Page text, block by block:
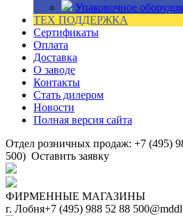
Упаковочное
ТЕХ ПОДДЕРЖКА
Сертификаты
Оплата
Доставка
О заводе
Контакты
Стать дилером
Новости
Полная версия сайта
Отдел розничных продаж: +7 (495)
500) Оставить заявку
ФИРМЕННЫЕ МАГАЗИНЫ
г. Лобня+7 (495) 988 52 88